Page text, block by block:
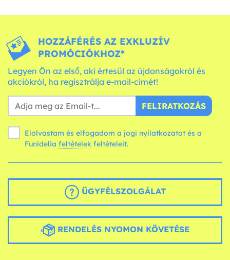
HOZZÁFÉRÉS AZ EXKLUZÍV
PROMÓCIÓKHOZ*
Legyen Ön az első, aki értesül az újdonságokról és
akciókról, ha regisztrálja e-mail-címét!
FELIRATKOZÁS
Elolvastam és elfogadom a jogi nyilatkozatot és a
Funidelia feltételek feltételeit.
ÜGYFÉLSZOLGÁLAT
RENDELÉS NYOMON KÖVETÉSE